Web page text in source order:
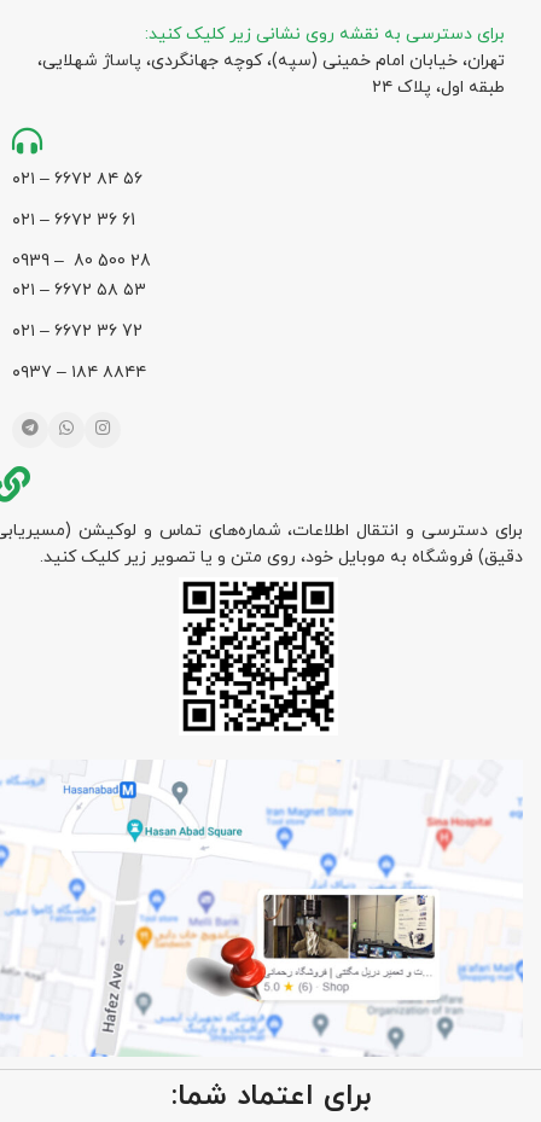
برای دسترسی به نقشه روی نشانی زیر کلیک کنید:
تهران، خیابان امام خمینی (سپه)، کوچه جهانگردی،‌ پاساژ شهلایی،
طبقه اول، پلاک ۲۴
۵۶ ۸۴ ۶۶۷۲ – ۰۲۱
61 36 ۶۶۷۲ – ۰۲۱
28 500 80 – 0939
۵۳ ۵۸ ۶۶۷۲ – ۰۲۱
72 36 ۶۶۷۲ – ۰۲۱
۸۸۴۴ ۱۸۴ – ۰۹۳۷
برای دسترسی و انتقال اطلاعات، شماره‌های تماس و لوکیشن
دقیق) فروشگاه به موبایل خود، روی متن و یا تصویر زیر کلیک کنید.
برای اعتماد شما: